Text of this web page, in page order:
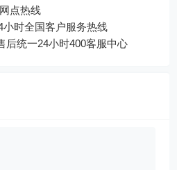
点热线
小时全国客户服务热线
后统一24小时400客服中心